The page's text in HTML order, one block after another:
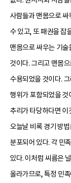
사람들과 맨몸으로 싸
수 있고, 또 패권을 잡
맨몸으로 싸우는 기
것이다. 그리고 맨몸
수용되었을 것이다.
행위가 포함되었을 것
추리가 타당하다면
오늘날 비록 경기 방
분포되어 있다. 각 민
있다. 이처럼 씨름은
올라가므로, 특정 민